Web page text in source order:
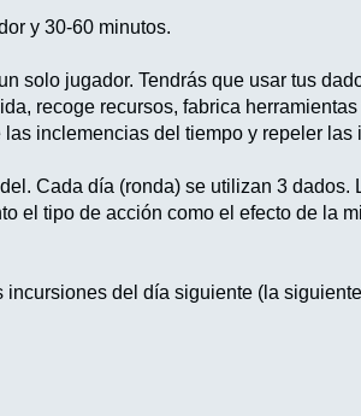
y 30-60 minutos.
solo jugador. Tendrás que usar tus
recoge recursos, fabrica
inclemencias del tiempo y repeler las
Cada día (ronda) se utilizan 3
el tipo de acción como el efecto de la
del día siguiente (la